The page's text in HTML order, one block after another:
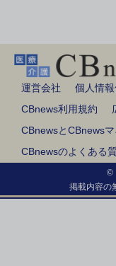
運営会社 個人情
CBnews利用規約
CBnewsとCBnews
CBnewsのよくある
©
掲載内容の